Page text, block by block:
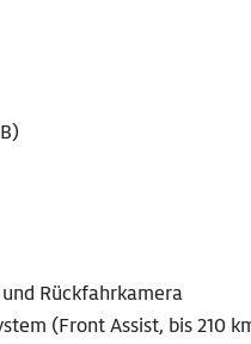
Rückfahrkamera
(Front Assist, bis 210